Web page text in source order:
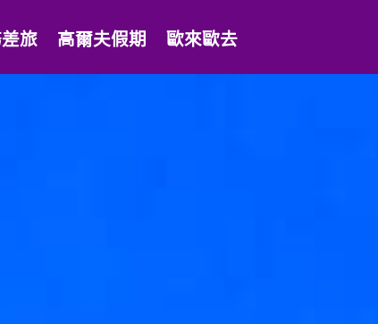
旅 高爾夫假期 歐來歐去